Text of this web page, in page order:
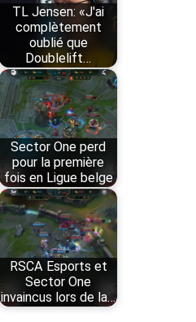
TL Jensen: «J'ai
complètement
oublié que
Doublelift…
Sector One perd
pour la première
fois en Ligue belge
RSCA Esports et
Sector One
invaincus lors de la…